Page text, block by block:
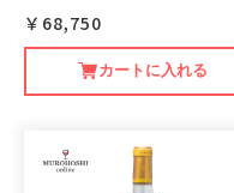
￥68,750
カートに入れる